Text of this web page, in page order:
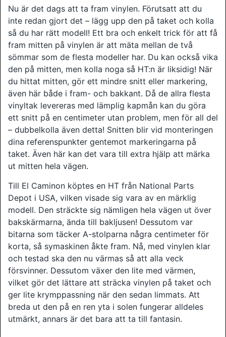
Nu är det dags att ta fram vinylen. Förutsatt att du
inte redan gjort det – lägg upp den på taket och kolla
så du har rätt modell! Ett bra och enkelt trick för att få
fram mitten på vinylen är att mäta mellan de två
sömmar som de flesta modeller har. Du kan också vika
den på mitten, men kolla noga så HT:n är liksidig! När
du hittat mitten, gör ett mindre snitt eller markering,
även här både i fram- och bakkant. Då de allra flesta
vinyltak levereras med lämplig kapmån kan du göra
ett snitt på en centimeter utan problem, men för all del
– dubbelkolla även detta! Snitten blir vid monteringen
dina referenspunkter gentemot markeringarna på
taket. Även här kan det vara till extra hjälp att märka
ut mitten hela vägen.
Till El Caminon köptes en HT från National Parts
Depot i USA, vilken visade sig vara av en märklig
modell. Den sträckte sig nämligen hela vägen ut över
bakskärmarna, ända till bakljusen! Dessutom var
bitarna som täcker A-stolparna några centimeter för
korta, så symaskinen åkte fram. Nå, med vinylen klar
och testad ska den nu värmas så att alla veck
försvinner. Dessutom växer den lite med värmen,
vilket gör det lättare att sträcka vinylen på taket och
ger lite krymppassning när den sedan limmats. Att
breda ut den på en ren yta i solen fungerar alldeles
utmärkt, annars är det bara att ta till fantasin.